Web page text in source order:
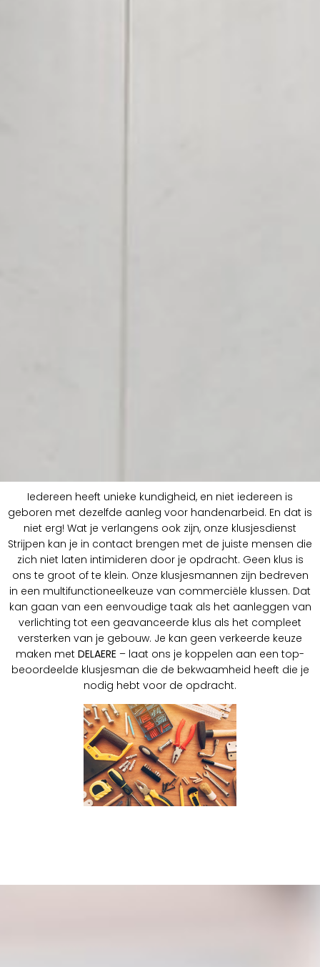
Iedereen heeft unieke kundigheid, en niet iedereen is
geboren met dezelfde aanleg voor handenarbeid. En dat is
niet erg! Wat je verlangens ook zijn, onze klusjesdienst
Strijpen kan je in contact brengen met de juiste mensen die
zich niet laten intimideren door je opdracht. Geen klus is
ons te groot of te klein. Onze klusjesmannen zijn bedreven
in een multifunctioneelkeuze van commerciële klussen. Dat
kan gaan van een eenvoudige taak als het aanleggen van
verlichting tot een geavanceerde klus als het compleet
versterken van je gebouw. Je kan geen verkeerde keuze
maken met DELAERE – laat ons je koppelen aan een top-
beoordeelde klusjesman die de bekwaamheid heeft die je
nodig hebt voor de opdracht.